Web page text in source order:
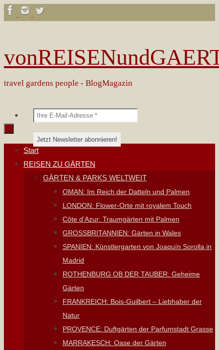
Zum
Inhalt
travel gardens people - BlogMagazin
Zum
Inhalt
Start
REISEN ZU GÄRTEN
GÄRTEN & PARKS WELTWEIT
OMAN: Im Reich der Datteln und Palmen
LONDON: Flower-Orte mit royalem Touch
Côte d’Azur: Traumgärten mit Palmen
GROSSBRITANNIEN: Gärten in Wales
SPANIEN: Künstlergarten von Joaquín Sorolla in
Madrid
ROTHENBURG OB DER TAUBER: Geheime
Gärten
FRANKREICH: Bois-Guilbert – Liebhaber der
Natur
PROVENCE: Duftgärten der Parfumstadt Grasse
MARRAKESCH: Oase der Gärten